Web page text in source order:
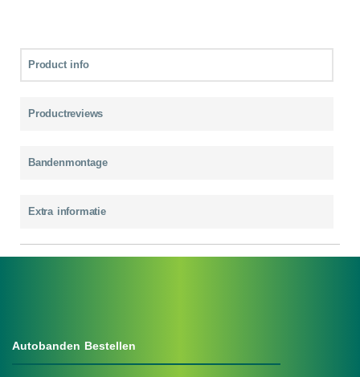
Product info
Productreviews
Bandenmontage
Extra informatie
Autobanden Bestellen